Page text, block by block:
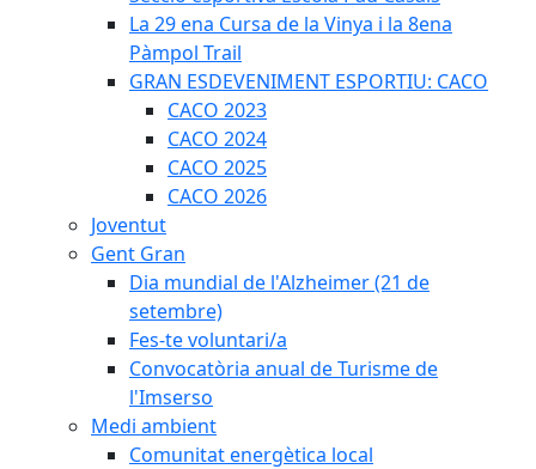
La 29 ena Cursa de la Vinya i la 8ena
Pàmpol Trail
GRAN ESDEVENIMENT ESPORTIU: CACO
CACO 2023
CACO 2024
CACO 2025
CACO 2026
Joventut
Gent Gran
Dia mundial de l'Alzheimer (21 de
setembre)
Fes-te voluntari/a
Convocatòria anual de Turisme de
l'Imserso
Medi ambient
Comunitat energètica local